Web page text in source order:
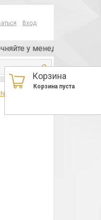
Вход
у менеджера или по
Корзина
Корзина пуста